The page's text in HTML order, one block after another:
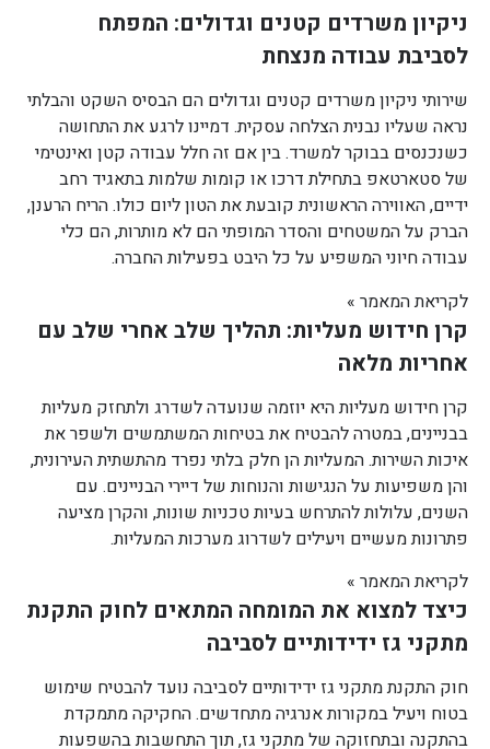
ניקיון משרדים קטנים וגדולים: המפתח
לסביבת עבודה מנצחת
שירותי ניקיון משרדים קטנים וגדולים הם הבסיס השקט והבלתי
נראה שעליו נבנית הצלחה עסקית. דמיינו לרגע את התחושה
כשנכנסים בבוקר למשרד. בין אם זה חלל עבודה קטן ואינטימי
של סטארטאפ בתחילת דרכו או קומות שלמות בתאגיד רחב
ידיים, האווירה הראשונית קובעת את הטון ליום כולו. הריח הרענן,
הברק על המשטחים והסדר המופתי הם לא מותרות, הם כלי
עבודה חיוני המשפיע על כל היבט בפעילות החברה.
לקריאת המאמר »
קרן חידוש מעליות: תהליך שלב אחרי שלב עם
אחריות מלאה
קרן חידוש מעליות היא יוזמה שנועדה לשדרג ולתחזק מעליות
בבניינים, במטרה להבטיח את בטיחות המשתמשים ולשפר את
איכות השירות. המעליות הן חלק בלתי נפרד מהתשתית העירונית,
והן משפיעות על הנגישות והנוחות של דיירי הבניינים. עם
השנים, עלולות להתרחש בעיות טכניות שונות, והקרן מציעה
פתרונות מעשיים ויעילים לשדרוג מערכות המעליות.
לקריאת המאמר »
כיצד למצוא את המומחה המתאים לחוק התקנת
מתקני גז ידידותיים לסביבה
חוק התקנת מתקני גז ידידותיים לסביבה נועד להבטיח שימוש
בטוח ויעיל במקורות אנרגיה מתחדשים. החקיקה מתמקדת
בהתקנה ובתחזוקה של מתקני גז, תוך התחשבות בהשפעות